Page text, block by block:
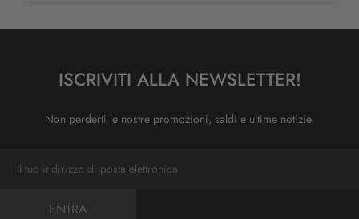
ISCRIVITI ALLA NEWSLETTER!
Non perderti le nostre promozioni, saldi e ultime notizie.
ENTRA